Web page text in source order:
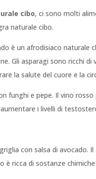
cibo, ci sono molti
naturale cibo.
è un afrodisiaco
Gli asparagi sono ricchi
la salute del cuore e la
funghi e pepe. Il vino
i livelli di
con salsa di avocado.
ricca di sostanze